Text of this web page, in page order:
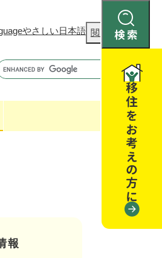
検
索
やさしい日本語 閲覧補助
報